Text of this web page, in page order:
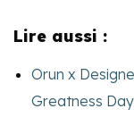
Lire aussi :
Orun x
Greatness